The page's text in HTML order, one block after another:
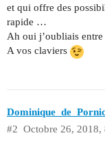
et qui offre des
rapide …
Ah oui j’oubliais
A vos claviers
Octobre 26, 2018,
#2